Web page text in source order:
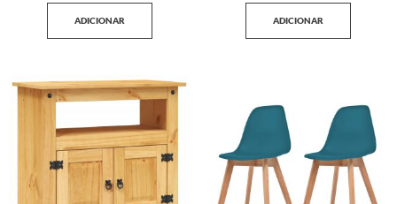
ADICIONAR ADICIONAR